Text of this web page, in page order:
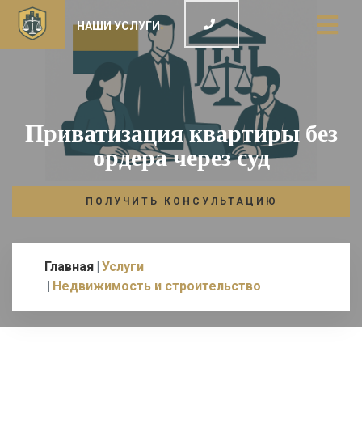
НАШИ УСЛУГИ
Приватизация квартиры без
ордера через суд
ПОЛУЧИТЬ КОНСУЛЬТАЦИЮ
Главная Услуги
Недвижимость и строительство